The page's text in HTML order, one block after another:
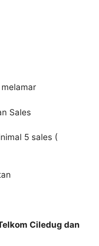
Sales
5 sales (
Ciledug dan